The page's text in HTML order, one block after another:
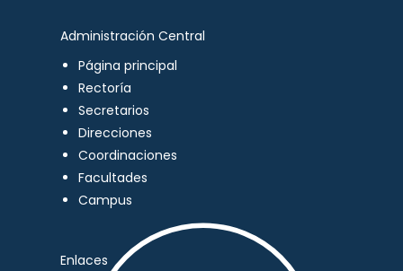
Administración Central
Página principal
Rectoría
Secretarios
Direcciones
Coordinaciones
Facultades
Campus
Enlaces